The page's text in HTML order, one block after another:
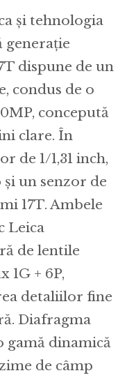
și tehnologia
generație
dispune de un
condus de o
concepută
clare. În
de 1/1,31 inch,
un senzor de
17T. Ambele
Leica
de lentile
1G + 6P,
detaliilor fine
Diafragma
gamă dinamică
de câmp